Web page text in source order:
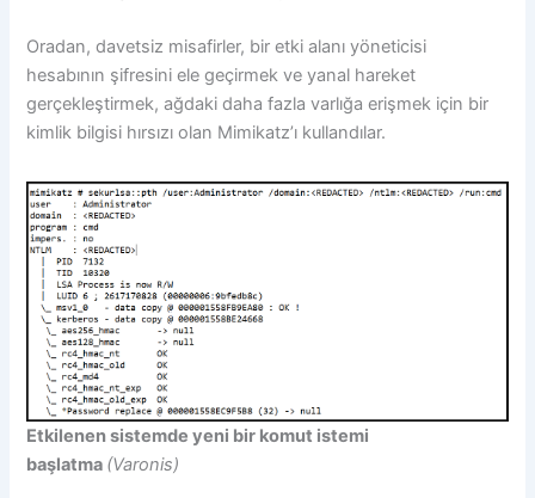
Oradan, davetsiz misafirler, bir etki alanı yöneticisi
hesabının şifresini ele geçirmek ve yanal hareket
gerçekleştirmek, ağdaki daha fazla varlığa erişmek için bir
kimlik bilgisi hırsızı olan Mimikatz’ı kullandılar.
Etkilenen sistemde yeni bir komut istemi
başlatma (Varonis)